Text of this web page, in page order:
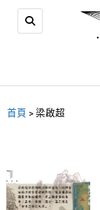
首頁 >梁啟超